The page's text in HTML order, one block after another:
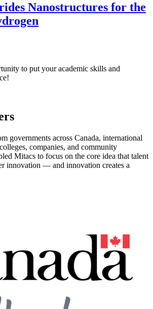
Nanostructures for the
to put your academic skills and
governments across Canada, international
companies, and community
Mitacs to focus on the core idea that talent
innovation — and innovation creates a